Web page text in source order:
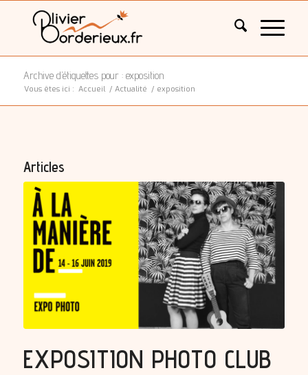
Archive d’étiquettes pour : exposition
Vous êtes ici : Accueil / Actualité / exposition
Articles
EXPOSITION PHOTO CLUB